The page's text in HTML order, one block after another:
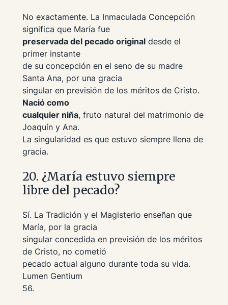
No exactamente. La Inmaculada Concepción
significa que María fue
preservada del pecado originaldesde el
primer instante
de su concepción en el seno de su madre
Santa Ana, por una gracia
singular en previsión de los méritos de Cristo.
Nació como
cualquier niña, fruto natural del matrimonio de
Joaquín y Ana.
La singularidad es que estuvo siempre llena de
gracia.
20. ¿María estuvo siempre
libre del pecado?
Sí. La Tradición y el Magisterio enseñan que
María, por la gracia
singular concedida en previsión de los méritos
de Cristo, no cometió
pecado actual alguno durante toda su vida.
Lumen Gentium
56.